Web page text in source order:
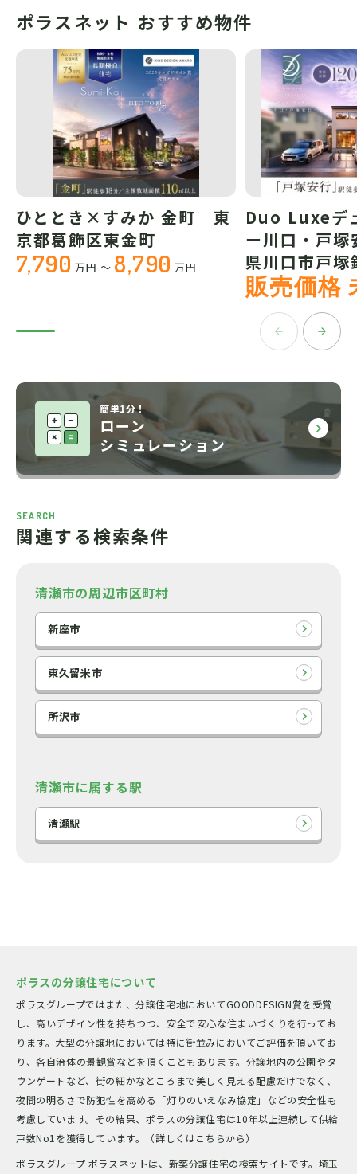
ポラスネット おすすめ物件
ひととき×すみか 金町 東
京都葛飾区東金町
7,790 万円 ～ 8,790 万円
Duo Luxeデ
ー川口・戸
県川口市戸塚
販売価格
簡単1分！
ローン
シミュレーション
SEARCH
関連する検索条件
清瀬市の周辺市区町村
新座市
東久留米市
所沢市
清瀬市に属する駅
清瀬駅
ポラスの分譲住宅について
ポラスグループではまた、分譲住宅地においてGOODDESIGN賞を受賞
し、高いデザイン性を持ちつつ、安全で安心な住まいづくりを行ってお
ります。大型の分譲地においては特に街並みにおいてご評価を頂いてお
り、各自治体の景観賞などを頂くこともあります。分譲地内の公園やタ
ウンゲートなど、街の細かなところまで美しく見える配慮だけでなく、
夜間の明るさで防犯性を高める「灯りのいえなみ協定」などの安全性も
考慮しています。その結果、ポラスの分譲住宅は10年以上連続して供給
戸数No1を獲得しています。（詳しくはこちらから）
ポラスグループ ポラスネットは、新築分譲住宅の検索サイトです。埼玉